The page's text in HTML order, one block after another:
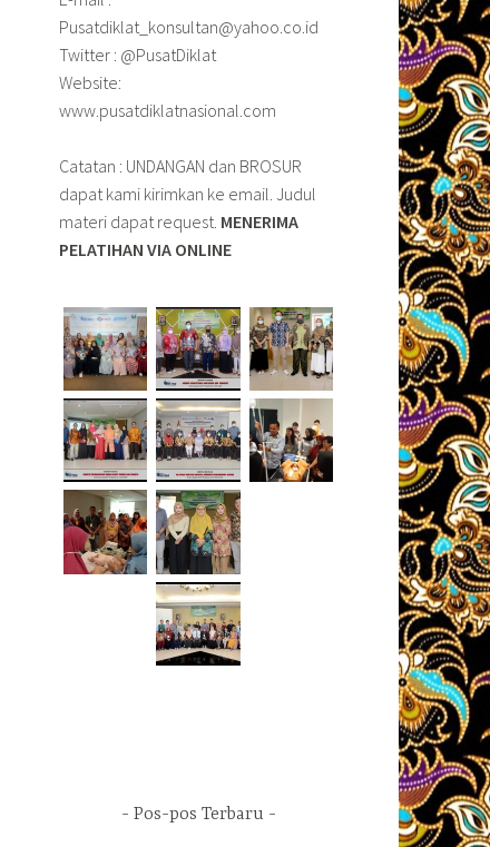
Pusatdiklat_konsultan@yahoo.co.id
Twitter : @PusatDiklat
Website:
www.pusatdiklatnasional.com
Catatan : UNDANGAN dan BROSUR
dapat kami kirimkan ke email. Judul
materi dapat request. MENERIMA
PELATIHAN VIA ONLINE
Pos-pos Terbaru